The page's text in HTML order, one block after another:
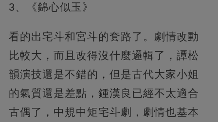
3、《錦心似玉》
看的出宅斗和宮斗的套路了。劇情改動
比較大，而且改得沒什麼邏輯了，譚松
韻演技還是不錯的，但是古代大家小姐
的氣質還是差點，鍾漢良已經不太適合
古偶了，中規中矩宅斗劇，劇情也基本